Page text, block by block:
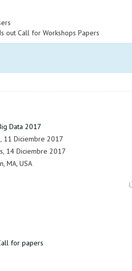
out Call for Workshops Papers
Data 2017
11 Diciembre 2017
14 Diciembre 2017
MA, USA
for papers